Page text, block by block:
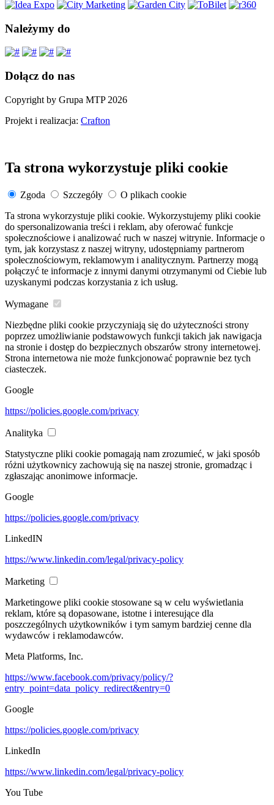
Należymy do
Dołącz do nas
Copyright by Grupa MTP 2026
Projekt i realizacja: Crafton
Ta strona wykorzystuje pliki cookie
Zgoda Szczegóły
O plikach cookie
Ta strona wykorzystuje pliki cookie. Wykorzystujemy pliki cookie
do spersonalizowania treści i reklam, aby oferować funkcje
społecznościowe i analizować ruch w naszej witrynie. Informacje o
tym, jak korzystasz z naszej witryny, udostępniamy partnerom
społecznościowym, reklamowym i analitycznym. Partnerzy mogą
połączyć te informacje z innymi danymi otrzymanymi od Ciebie lub
uzyskanymi podczas korzystania z ich usług.
Wymagane
Niezbędne pliki cookie przyczyniają się do użyteczności strony
poprzez umożliwianie podstawowych funkcji takich jak nawigacja
na stronie i dostęp do bezpiecznych obszarów strony internetowej.
Strona internetowa nie może funkcjonować poprawnie bez tych
ciasteczek.
Google
https://policies.google.com/privacy
Analityka
Statystyczne pliki cookie pomagają nam zrozumieć, w jaki sposób
różni użytkownicy zachowują się na naszej stronie, gromadząc i
zgłaszając anonimowe informacje.
Google
https://policies.google.com/privacy
LinkedIN
https://www.linkedin.com/legal/privacy-policy
Marketing
Marketingowe pliki cookie stosowane są w celu wyświetlania
reklam, które są dopasowane, istotne i interesujące dla
poszczególnych użytkowników i tym samym bardziej cenne dla
wydawców i reklamodawców.
Meta Platforms, Inc.
https://www.facebook.com/privacy/policy/?
entry_point=data_policy_redirect&entry=0
Google
https://policies.google.com/privacy
LinkedIn
https://www.linkedin.com/legal/privacy-policy
You Tube